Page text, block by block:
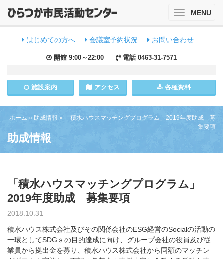
はじめての方へ 会議室予約状況 お問い合わせ
開館 9:00～22:00 電話 0463-31-7571
施設案内 アクセス 各種資料
ToggleMENU
ホーム » 助成情報 »
「積水ハウスマッチングプログラム」2019年度助成 募
集要項
助成情報
「積水ハウスマッチングプログラム」
2019年度助成 募集要項
2018.10.31
積水ハウス株式会社及びその関係会社のESG経営のSocialの活動の
一環としてSDGｓの目的達成に向け、グループ会社の役員及び従
業員から拠出金を募り、積水ハウス株式会社から同額のマッチン